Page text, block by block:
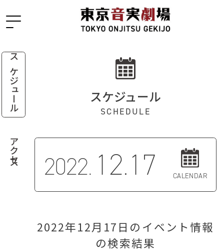
スケジュール
アクセス
スケジュール
SCHEDULE
2022. 12.17 CALENDAR
2022年12月17日のイベント情報
の検索結果